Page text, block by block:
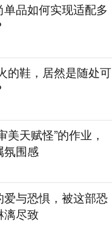
品如何实现适配多
的鞋，居然是随处可
美天赋怪”的作业，
氛围感
与恐惧，被这部恐
漓尽致